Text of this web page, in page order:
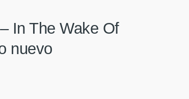
In The Wake Of
nuevo